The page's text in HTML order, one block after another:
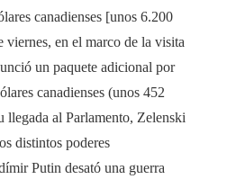
canadienses [unos 6.200
viernes, en el marco de la visita
un paquete adicional por
canadienses (unos 452
llegada al Parlamento, Zelenski
distintos poderes
Putin desató una guerra